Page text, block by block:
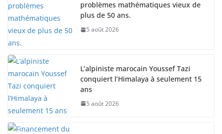
problèmes mathématiques vieux de
plus de 50 ans.
5 août 2026
L’alpiniste marocain Youssef Tazi
conquiert l’Himalaya à seulement 15
ans
5 août 2026